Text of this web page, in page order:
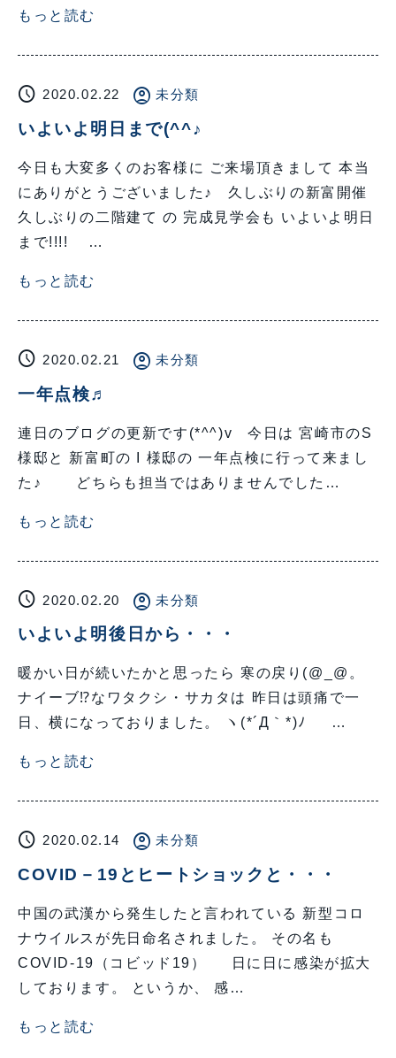
もっと読む
schedule 2020.02.22 account_circle 未分類
いよいよ明日まで(^^♪
今日も大変多くのお客様に ご来場頂きまして 本当
にありがとうございました♪ 久しぶりの新富開催
久しぶりの二階建て の 完成見学会も いよいよ明日
まで!!!! …
もっと読む
schedule 2020.02.21 account_circle 未分類
一年点検♬
連日のブログの更新です(*^^)v 今日は 宮崎市のS
様邸と 新富町の I 様邸の 一年点検に行って来まし
た♪ どちらも担当ではありませんでした…
もっと読む
schedule 2020.02.20 account_circle 未分類
いよいよ明後日から・・・
暖かい日が続いたかと思ったら 寒の戻り(@_@。
ナイーブ⁉なワタクシ・サカタは 昨日は頭痛で一
日、横になっておりました。 ヽ(*´Д｀*)ﾉ …
もっと読む
schedule 2020.02.14 account_circle 未分類
COVID－19とヒートショックと・・・
中国の武漢から発生したと言われている 新型コロ
ナウイルスが先日命名されました。 その名も
COVID-19（コビッド19） 日に日に感染が拡大
しております。 というか、 感…
もっと読む